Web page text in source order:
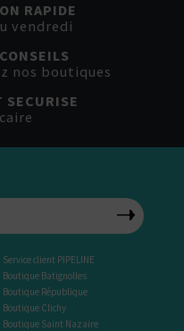
RAPIDE
vendredi
nos boutiques
SECURISE
Service client PIPELINE
Boutique Batignolles
Boutique République
Boutique Clichy
Boutique Saint Nazaire